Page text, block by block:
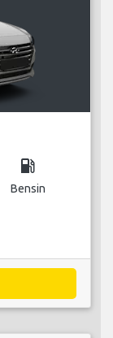
local_gas_station
Bensin